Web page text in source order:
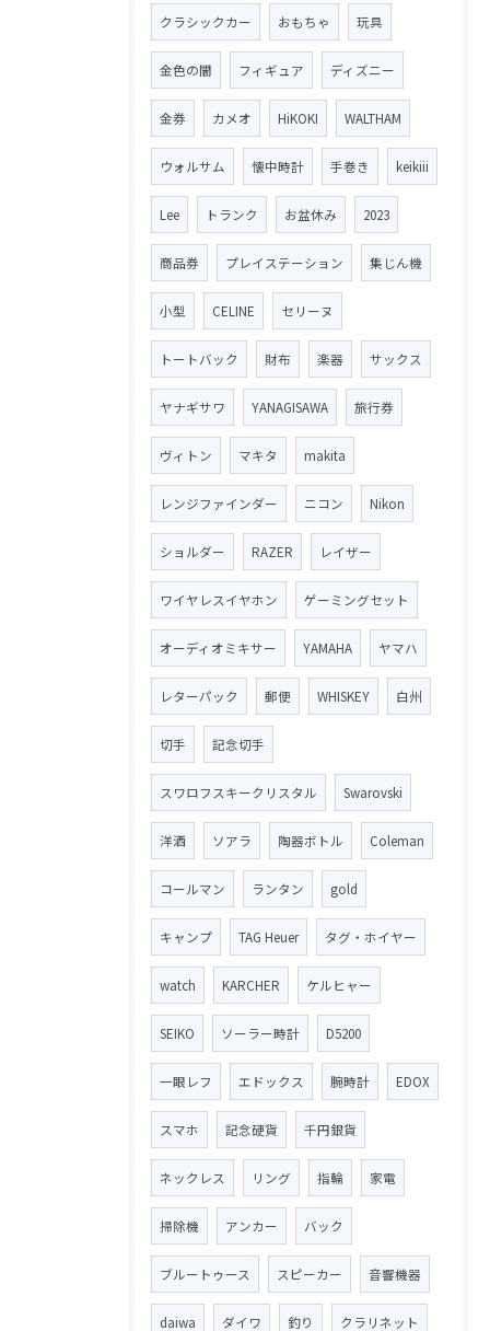
クラシックカー おもちゃ 玩具
金色の闇 フィギュア ディズニー
金券 カメオ HiKOKI WALTHAM
ウォルサム 懐中時計 手巻き keikiii
Lee トランク お盆休み 2023
商品券 プレイステーション 集じん機
小型 CELINE セリーヌ
トートバック 財布 楽器 サックス
ヤナギサワ YANAGISAWA 旅行券
ヴィトン マキタ makita
レンジファインダー ニコン Nikon
ショルダー RAZER レイザー
ワイヤレスイヤホン ゲーミングセット
オーディオミキサー YAMAHA ヤマハ
レターパック 郵便 WHISKEY 白州
切手 記念切手
スワロフスキークリスタル Swarovski
洋酒 ソアラ 陶器ボトル Coleman
コールマン ランタン gold
キャンプ TAG Heuer タグ・ホイヤー
watch KARCHER ケルヒャー
SEIKO ソーラー時計 D5200
一眼レフ エドックス 腕時計 EDOX
スマホ 記念硬貨 千円銀貨
ネックレス リング 指輪 家電
掃除機 アンカー バック
ブルートゥース スピーカー 音響機器
daiwa ダイワ 釣り クラリネット